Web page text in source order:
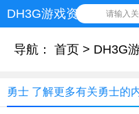
DH3G游戏资讯网 请输入
导航： 首页 > DH3G
勇士 了解更多有关勇士的